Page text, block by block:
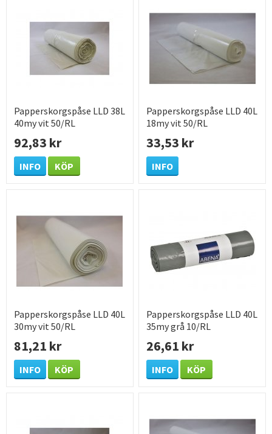
Papperskorgspåse LLD 38L
40my vit 50/RL
92,83 kr
INFO KÖP
Papperskorgspåse LLD 40L
18my vit 50/RL
33,53 kr
INFO
Papperskorgspåse LLD 40L
30my vit 50/RL
81,21 kr
INFO KÖP
Papperskorgspåse LLD 40L
35my grå 10/RL
26,61 kr
INFO KÖP